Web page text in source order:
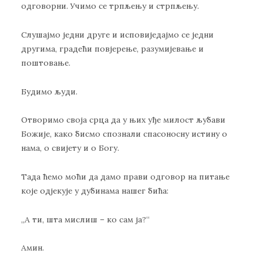
одговорни. Учимо се трпљењу и стрпљењу.
Слушајмо једни друге и исповиједајмо се једни
другима, градећи повјерење, разумијевање и
поштовање.
Будимо људи.
Отворимо своја срца да у њих уђе милост љубави
Божије, како бисмо спознали спасоносну истину о
нама, о свијету и о Богу.
Тада ћемо моћи да дамо прави одговор на питање
које одјекује у дубинама нашег бића:
„А ти, шта мислиш – ко сам ја?“
Амин.